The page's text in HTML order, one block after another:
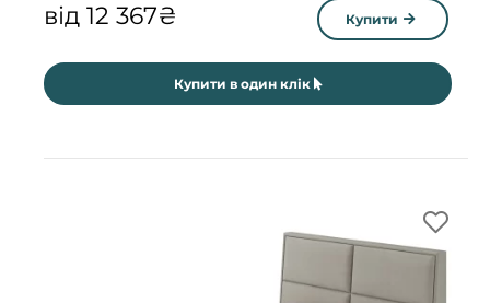
від 12 367₴ Купити
Купити в один клік